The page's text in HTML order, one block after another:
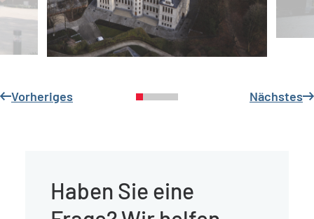
Vorheriges Nächstes
Haben Sie eine